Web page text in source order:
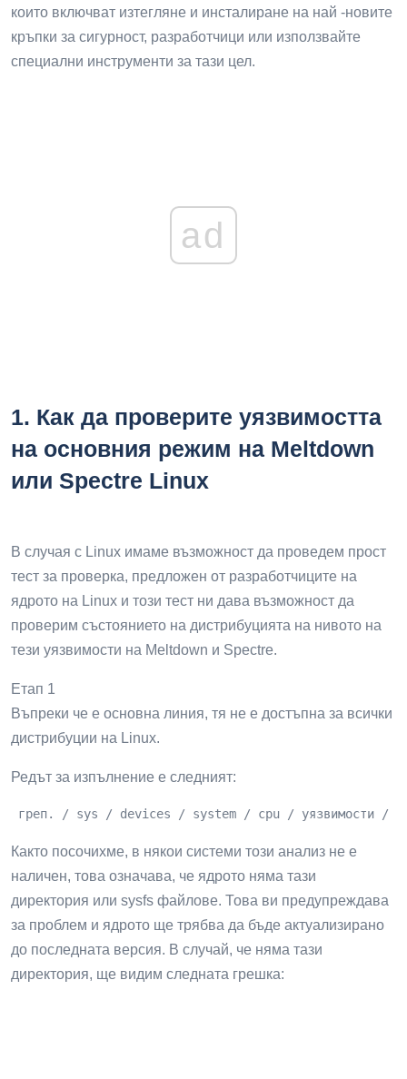
които включват изтегляне и инсталиране на най -новите
кръпки за сигурност, разработчици или използвайте
специални инструменти за тази цел.
ad
1. Как да проверите уязвимостта
на основния режим на Meltdown
или Spectre Linux
В случая с Linux имаме възможност да проведем прост
тест за проверка, предложен от разработчиците на
ядрото на Linux и този тест ни дава възможност да
проверим състоянието на дистрибуцията на нивото на
тези уязвимости на Meltdown и Spectre.
Етап 1
Въпреки че е основна линия, тя не е достъпна за всички
дистрибуции на Linux.
Редът за изпълнение е следният:
греп. / sys / devices / system / cpu / уязвимости / *
Както посочихме, в някои системи този анализ не е
наличен, това означава, че ядрото няма тази
директория или sysfs файлове. Това ви предупреждава
за проблем и ядрото ще трябва да бъде актуализирано
до последната версия. В случай, че няма тази
директория, ще видим следната грешка: